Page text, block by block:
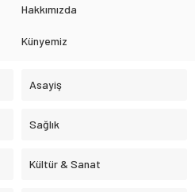
Hakkımızda
Künyemiz
Asayiş
Sağlık
Kültür & Sanat